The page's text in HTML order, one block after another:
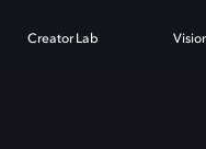
Creator Lab